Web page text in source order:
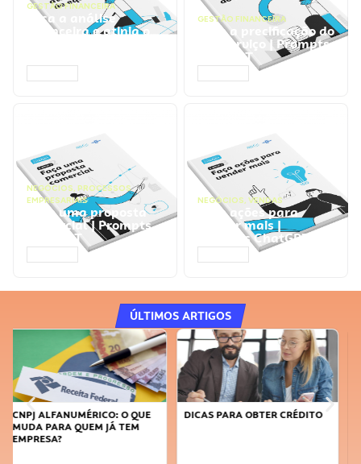
GESTÃO FINANCEIRA
Faça a análise
financeira e atinja o
GESTÃO FINANCEIRA
Faça a precificação do
seu serviço | Prompts
ChatGPT
NEGÓCIOS, PROCESSOS
EMPRESARIAIS
Faça uma proposta
comercial | Prompts
ChatGPT
NEGÓCIOS, VENDAS
Faça ações para
vender mais |
Prompts ChatGPT
ÚLTIMOS ARTIGOS
DICAS PARA OBTER CRÉDITO
FAÇA A DIFERENÇA: SEJA